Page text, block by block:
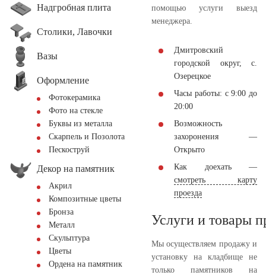
Надгробная плита
Столики, Лавочки
Вазы
Оформление
Фотокерамика
Фото на стекле
Буквы из металла
Скарпель и Позолота
Пескоструй
Декор на памятник
Акрил
Композитные цветы
Бронза
Металл
Скульптура
Цветы
Ордена на памятник
помощью услуги выезд
менеджера.
Дмитровский
городской округ, с.
Озерецкое
Часы работы: с 9:00 до
20:00
Возможность
захоронения —
Открыто
Как доехать —
смотреть карту
проезда
Услуги и товары
Мы осуществляем продажу и
установку на кладбище не
только памятников на